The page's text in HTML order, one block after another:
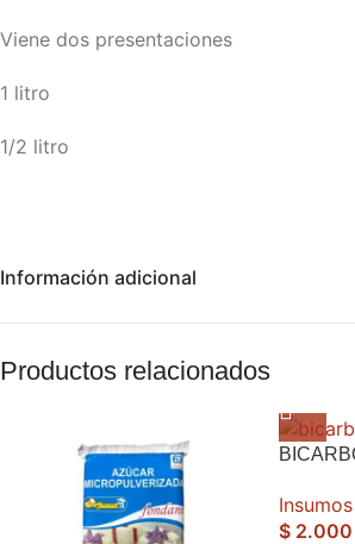
Viene dos presentaciones
1 litro
1/2 litro
Información adicional
Productos relacionados
$ 2.000